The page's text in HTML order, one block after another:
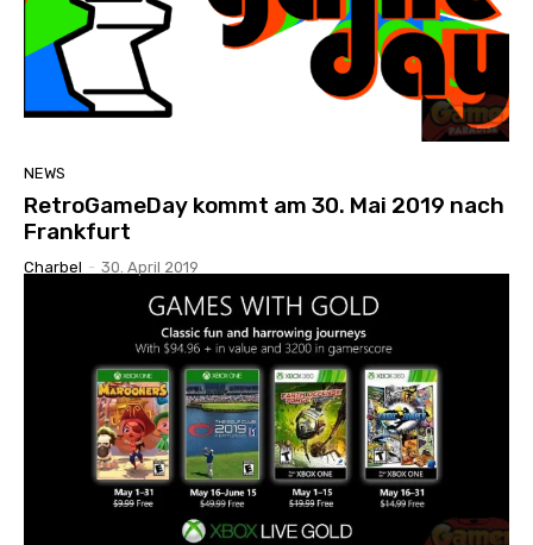
NEWS
RetroGameDay kommt am 30. Mai 2019 nach
Frankfurt
Charbel - 30. April 2019